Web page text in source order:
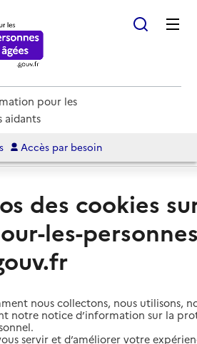
pour les
aidants
Accès par besoin
de l'annuaire
à domicile
compagnie
et services autour de
des cookies
les-
nous collectons, nous utilisons,
notre notice d’information sur la
servir et d’améliorer votre